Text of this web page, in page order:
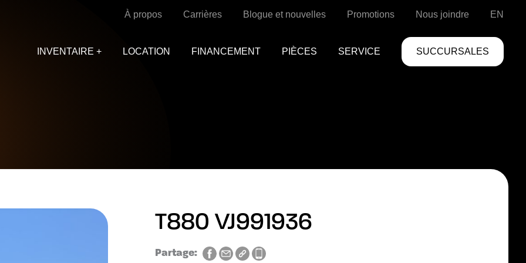
À propos Carrières Blogue et nouvelles Promotions Nous joindre EN
INVENTAIRE + LOCATION FINANCEMENT PIÈCES SERVICE SUCCURSALES
T880 VJ991936
Partage: